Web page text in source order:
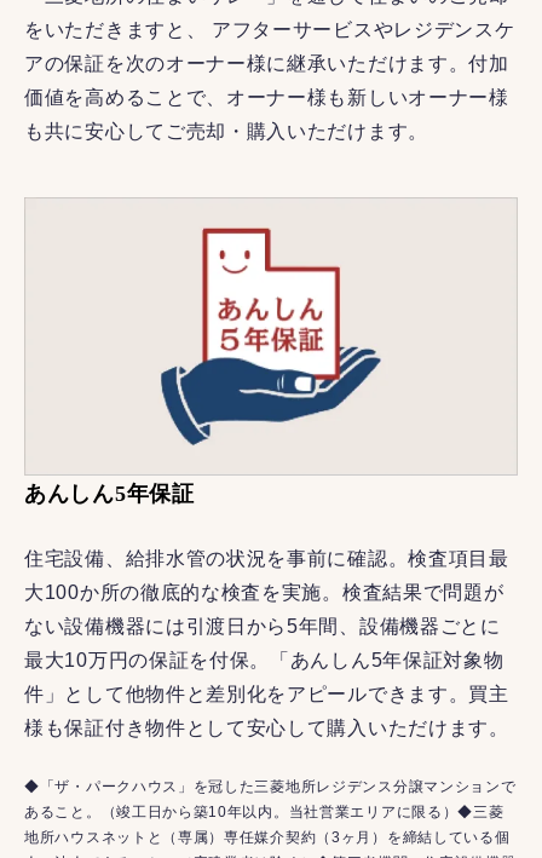
をいただきますと、 アフターサービスやレジデンスケ
アの保証を次のオーナー様に継承いただけます。付加
価値を高めることで、オーナー様も新しいオーナー様
も共に安心してご売却・購入いただけます。
あんしん5年保証
住宅設備、給排水管の状況を事前に確認。検査項目最
大100か所の徹底的な検査を実施。検査結果で問題が
ない設備機器には引渡日から5年間、設備機器ごとに
最大10万円の保証を付保。「あんしん5年保証対象物
件」として他物件と差別化をアピールできます。買主
様も保証付き物件として安心して購入いただけます。
◆「ザ・パークハウス」を冠した三菱地所レジデンス分譲マンションで
あること。（竣工日から築10年以内。当社営業エリアに限る）◆三菱
地所ハウスネットと（専属）専任媒介契約（3ヶ月）を締結している個